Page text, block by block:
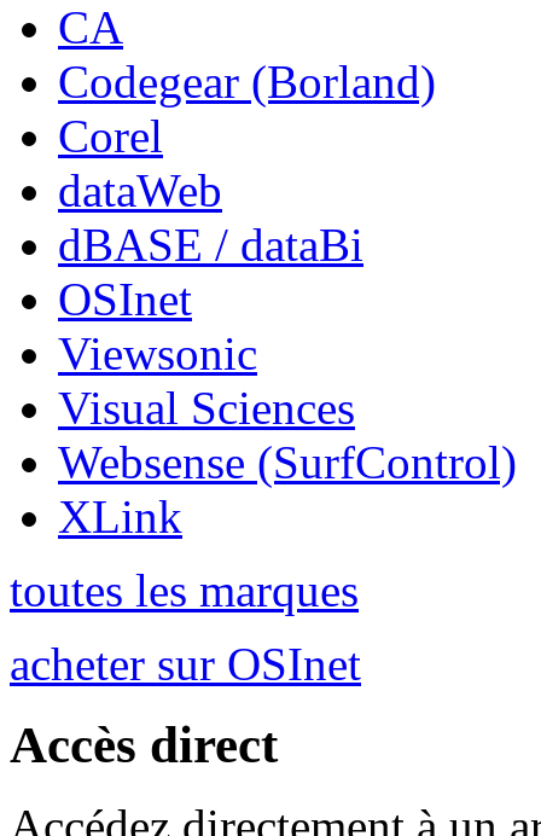
CA
Codegear (Borland)
Corel
dataWeb
dBASE / dataBi
OSInet
Viewsonic
Visual Sciences
Websense (SurfControl)
XLink
toutes les marques
acheter sur OSInet
Accès direct